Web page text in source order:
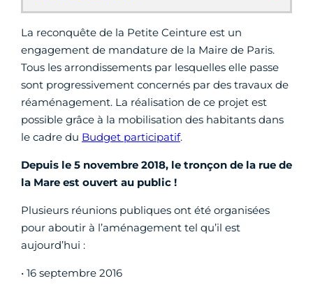
La reconquête de la Petite Ceinture est un
engagement de mandature de la Maire de Paris.
Tous les arrondissements par lesquelles elle passe
sont progressivement concernés par des travaux de
réaménagement. La réalisation de ce projet est
possible grâce à la mobilisation des habitants dans
le cadre du Budget participatif.
Depuis le 5 novembre 2018, le tronçon de la rue de
la Mare est ouvert au public !
Plusieurs réunions publiques ont été organisées
pour aboutir à l’aménagement tel qu’il est
aujourd’hui :
• 16 septembre 2016